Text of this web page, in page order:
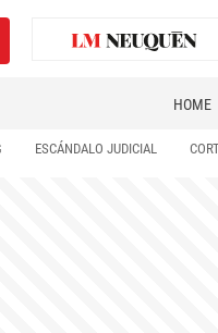
HOME
ESCÁNDALO JUDICIAL